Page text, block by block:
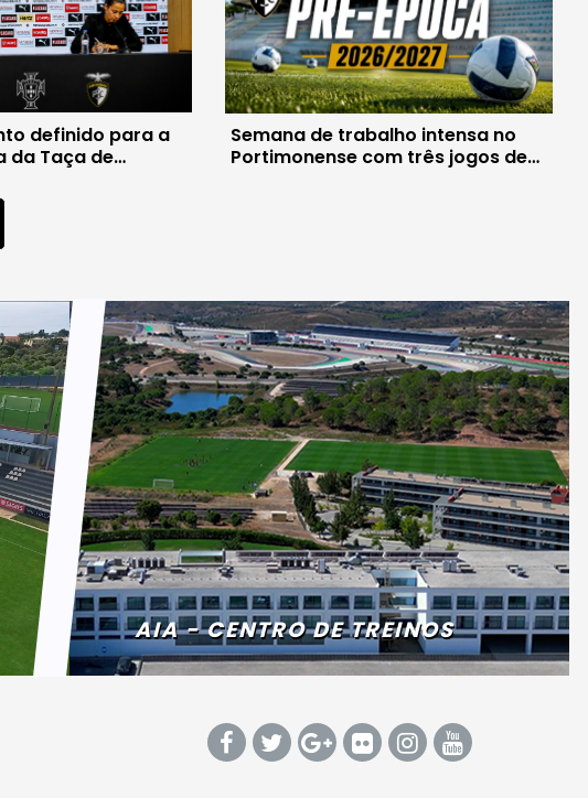
definido para a
da Taça de
Semana de trabalho intensa no
Portimonense com três jogos de
AIA - CENTRO DE TREINOS